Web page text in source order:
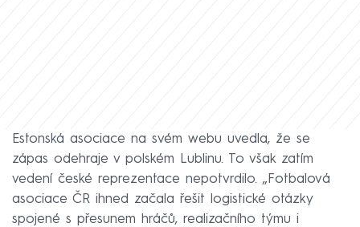
Estonská asociace na svém webu uvedla, že se
zápas odehraje v polském Lublinu. To však zatím
vedení české reprezentace nepotvrdilo. „Fotbalová
asociace ČR ihned začala řešit logistické otázky
spojené s přesunem hráčů, realizačního týmu i